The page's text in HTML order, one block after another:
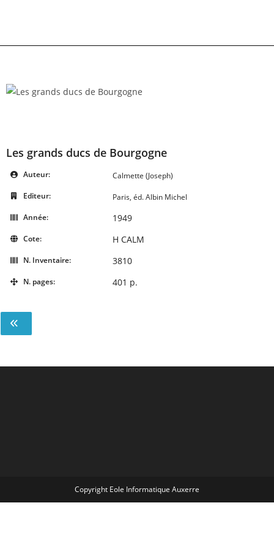
Les grands ducs de Bourgogne
Auteur:
Calmette (Joseph)
Editeur:
Paris, éd. Albin Michel
Année:
1949
Cote: H CALM
N. Inventaire: 3810
N. pages: 401 p.
Copyright Eole Informatique Auxerre